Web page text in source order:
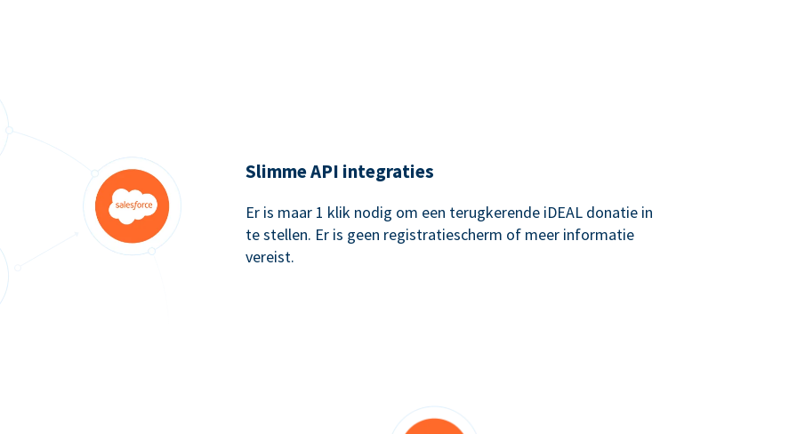
Slimme API integraties
Er is maar 1 klik nodig om een terugkerende iDEAL donatie in
te stellen. Er is geen registratiescherm of meer informatie
vereist.